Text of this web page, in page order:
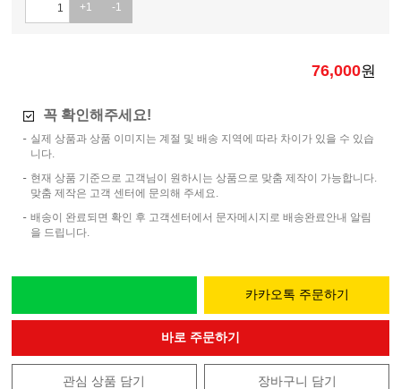
+1 -1
76,000원
꼭 확인해주세요!
실제 상품과 상품 이미지는 계절 및 배송 지역에 따라 차이가 있을 수 있습
니다.
현재 상품 기준으로 고객님이 원하시는 상품으로 맞춤 제작이 가능합니다.
맞춤 제작은 고객 센터에 문의해 주세요.
배송이 완료되면 확인 후 고객센터에서 문자메시지로 배송완료안내 알림
을 드립니다.
카카오톡 주문하기
바로 주문하기
관심 상품 담기 장바구니 담기